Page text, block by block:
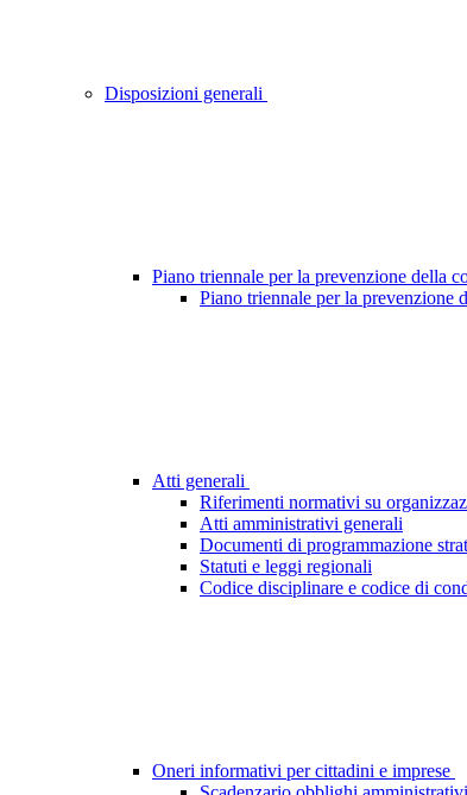
Disposizioni generali
Piano triennale per la prevenzione della
Piano triennale per la prevenzione
Atti generali
Riferimenti normativi su
Atti amministrativi generali
Documenti di programmazione
Statuti e leggi regionali
Codice disciplinare e codice di
Oneri informativi per cittadini e imprese